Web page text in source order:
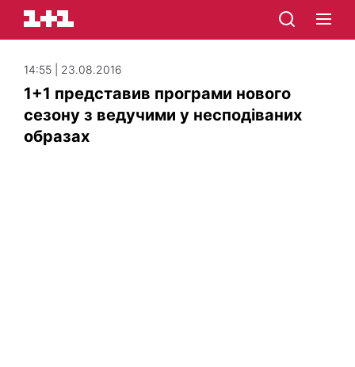
14:55 | 23.08.2016
1+1 представив програми нового
сезону з ведучими у несподіваних
образах